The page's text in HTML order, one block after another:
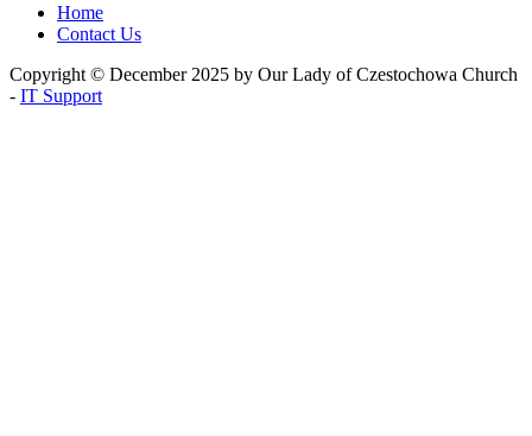
Home
Contact Us
Copyright © December 2025 by Our Lady of Czestochowa Church
- IT Support